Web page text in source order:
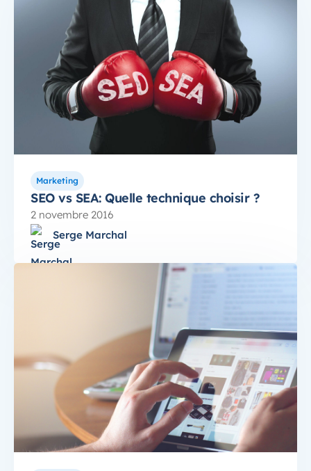
Marketing
SEO vs SEA: Quelle technique choisir ?
2 novembre 2016
Serge Marchal